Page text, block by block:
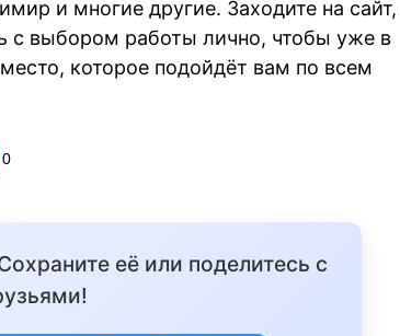
и многие другие. Заходите на сайт,
с выбором работы лично, чтобы уже в
которое подойдёт вам по всем
0
её или поделитесь с